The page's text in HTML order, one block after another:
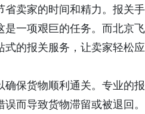
省卖家的时间和精力。报关
是一项艰巨的任务。而北京
式的报关服务，让卖家轻松
确保货物顺利通关。专业的
误而导致货物滞留或被退回